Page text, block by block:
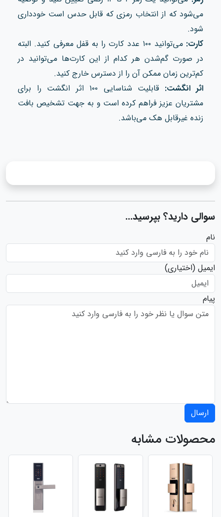
می‌شود که از انتخاب رمزی که قابل حدس است خودداری
شود.
کارت:
می‌توانید ۱۰۰ عدد کارت را به قفل معرفی کنید. البته
در صورت گم‌شدن هر کدام از این کارت‌ها می‌توانید در
کم‌ترین زمان ممکن آن را از دسترس خارج کنید.
اثر انگشت:
قابلیت شناسایی ۱۰۰ اثر انگشت را برای
مشتریان عزیز فراهم کرده است و به جهت تشخیص بافت
زنده غیرقابل هک می‌باشد.
سوالی دارید؟ بپرسید...
نام
ایمیل (اختیاری)
پیام
ارسال
محصولات مشابه